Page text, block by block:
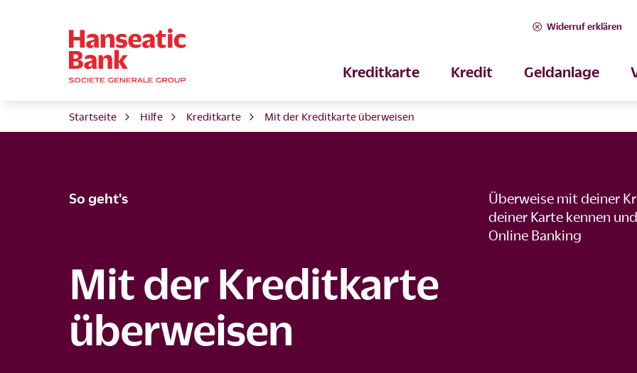
Widerruf erklären
Kreditkarte Kredit Geldanlage
Startseite Hilfe Kreditkarte Mit der Kreditkarte überweisen
So geht's
Mit der Kreditkarte
überweisen
Überweise mit deiner
deiner Karte kennen
Online Banking